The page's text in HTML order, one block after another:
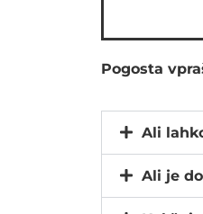
Pogosta
Ali
Ali je